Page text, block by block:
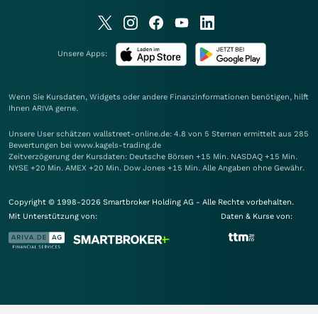
Unsere Apps:
Wenn Sie Kursdaten, Widgets oder andere Finanzinformationen benötigen, hilft
Ihnen ARIVA gerne.
Unsere User schätzen wallstreet-online.de: 4.8 von 5 Sternen ermittelt aus 285
Bewertungen bei www.kagels-trading.de
Zeitverzögerung der Kursdaten: Deutsche Börsen +15 Min. NASDAQ +15 Min.
NYSE +20 Min. AMEX +20 Min. Dow Jones +15 Min. Alle Angaben ohne Gewähr.
Copyright © 1998-2026 Smartbroker Holding AG - Alle Rechte vorbehalten.
Mit Unterstützung von:
Daten & Kurse von: